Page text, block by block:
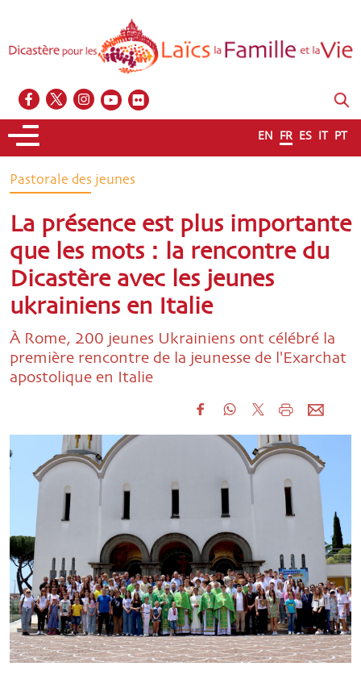
EN FR ES IT PT
Pastorale des jeunes
La présence est plus importante
que les mots : la rencontre du
Dicastère avec les jeunes
ukrainiens en Italie
À Rome, 200 jeunes Ukrainiens ont célébré la
première rencontre de la jeunesse de l'Exarchat
apostolique en Italie